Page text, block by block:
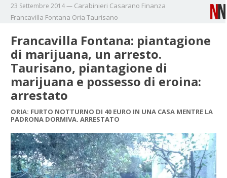
23 Settembre 2014— Carabinieri Casarano Finanza
Francavilla Fontana Oria Taurisano
Francavilla Fontana: piantagione
di marijuana, un arresto.
Taurisano, piantagione di
marijuana e possesso di eroina:
arrestato
ORIA: FURTO NOTTURNO DI 40 EURO IN UNA CASA MENTRE LA
PADRONA DORMIVA. ARRESTATO